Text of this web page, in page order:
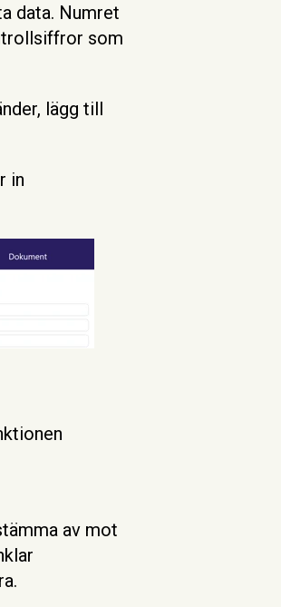
data. Numret
som
lägg till
in
av mot